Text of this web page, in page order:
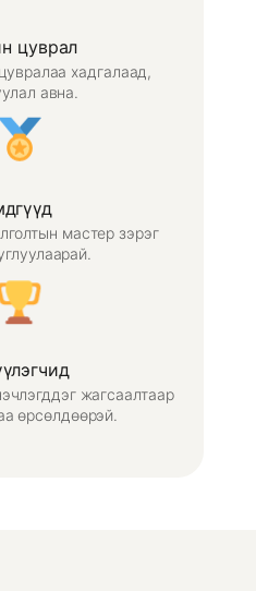
цуврал
хадгалаад,
авна.
мастер зэрэг
жагсаалтаар
өрсөлдөөрэй.